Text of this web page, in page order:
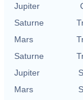
Jupiter
Saturne
Mars
Saturne
Jupiter
Mars